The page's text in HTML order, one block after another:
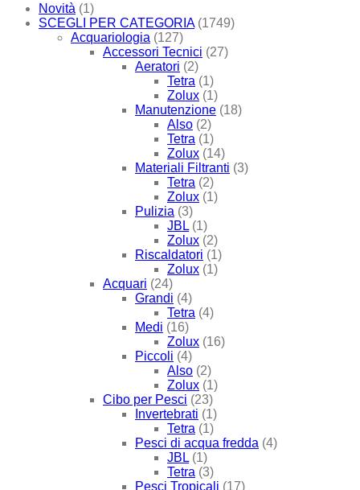
Novità (1)
SCEGLI PER CATEGORIA (1749)
Acquariologia (127)
Accessori Tecnici (27)
Aeratori (2)
Tetra (1)
Zolux (1)
Manutenzione (18)
Also (2)
Tetra (1)
Zolux (14)
Materiali Filtranti (3)
Tetra (2)
Zolux (1)
Pulizia (3)
JBL (1)
Zolux (2)
Riscaldatori (1)
Zolux (1)
Acquari (24)
Grandi (4)
Tetra (4)
Medi (16)
Zolux (16)
Piccoli (4)
Also (2)
Zolux (1)
Cibo per Pesci (23)
Invertebrati (1)
Tetra (1)
Pesci di acqua fredda (4)
JBL (1)
Tetra (3)
Pesci Tropicali (17)